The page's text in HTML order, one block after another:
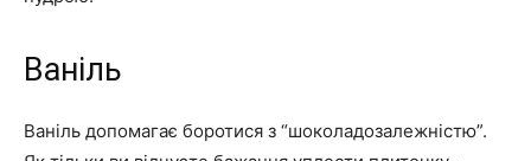
Ваніль
Ваніль допомагає боротися з “шоколадозалежністю”.